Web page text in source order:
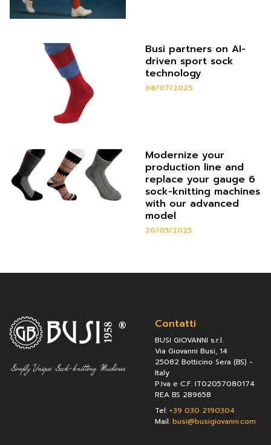
Busi partners on AI-
driven sport sock
technology
08/07/2025
Modernize your
production line and
replace your gauge 6
sock-knitting machines
with our advanced
model
20/05/2025
Contatti
BUSI GIOVANNI s.r.l.
Via Giovanni Busi, 14
25082 Botticino Sera (BS) -
Italy
P.Iva e C.F. IT02057080174
REA BS 289658
Tel: +39 030 2190304
Mail: busi@busigiovanni.com